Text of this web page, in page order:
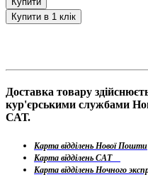
Купити в 1 клік
Доставка товару
кур'єрськими службами
САТ.
Карта відділень Нової Пошти
Карта відділень САТ
Карта відділень Ночного